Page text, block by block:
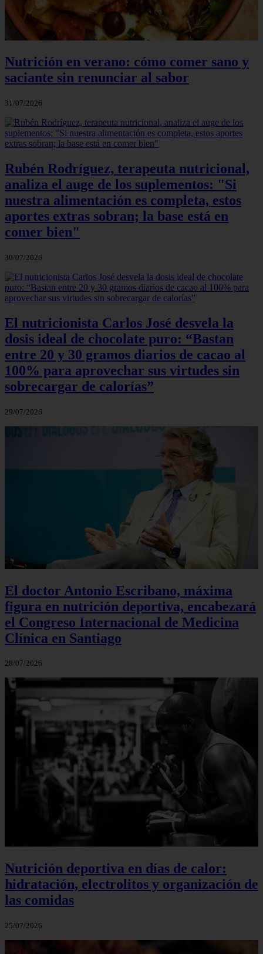
Nutrición en verano: cómo comer sano y
saciante sin renunciar al sabor
31/07/2026
Rubén Rodríguez, terapeuta nutricional,
analiza el auge de los suplementos: "Si
nuestra alimentación es completa, estos
aportes extras sobran; la base está en
comer bien"
30/07/2026
El nutricionista Carlos José desvela la
dosis ideal de chocolate puro: “Bastan
entre 20 y 30 gramos diarios de cacao al
100% para aprovechar sus virtudes sin
sobrecargar de calorías”
29/07/2026
El doctor Antonio Escribano, máxima
figura en nutrición deportiva, encabezará
el Congreso Internacional de Medicina
Clínica en Santiago
28/07/2026
Nutrición deportiva en días de calor:
hidratación, electrolitos y organización de
las comidas
25/07/2026